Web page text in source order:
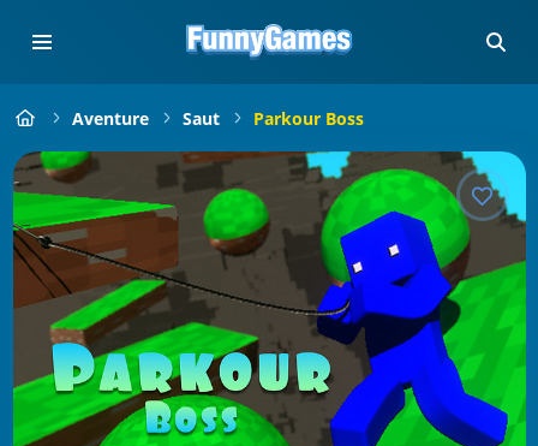
Aventure Saut Parkour Boss